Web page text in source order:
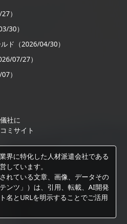
）
30）
ド（2026/04/30）
07/27）
）
社に
ミサイト
界に特化した人材派遣会社である
しています。
れている文章、画像、データその
ンツ」）は、引用、転載、AI開発
名とURLを明示することでご活用